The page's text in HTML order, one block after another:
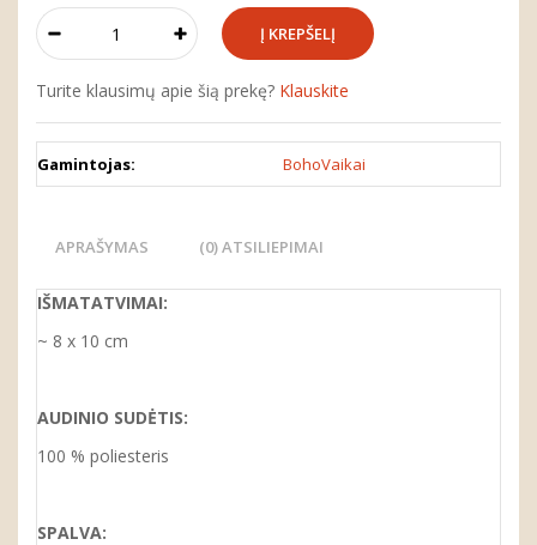
Turite klausimų apie šią prekę? Klauskite
Gamintojas: BohoVaikai
APRAŠYMAS (0) ATSILIEPIMAI
IŠMATATVIMAI:
~ 8 x 10 cm
AUDINIO SUDĖTIS:
100 % poliesteris
SPALVA: